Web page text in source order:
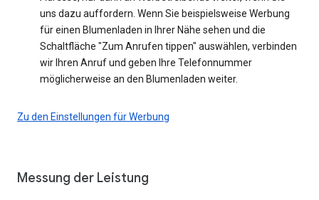
uns dazu auffordern. Wenn Sie beispielsweise Werbung
für einen Blumenladen in Ihrer Nähe sehen und die
Schaltfläche "Zum Anrufen tippen" auswählen, verbinden
wir Ihren Anruf und geben Ihre Telefonnummer
möglicherweise an den Blumenladen weiter.
Zu den Einstellungen für Werbung
Messung der Leistung